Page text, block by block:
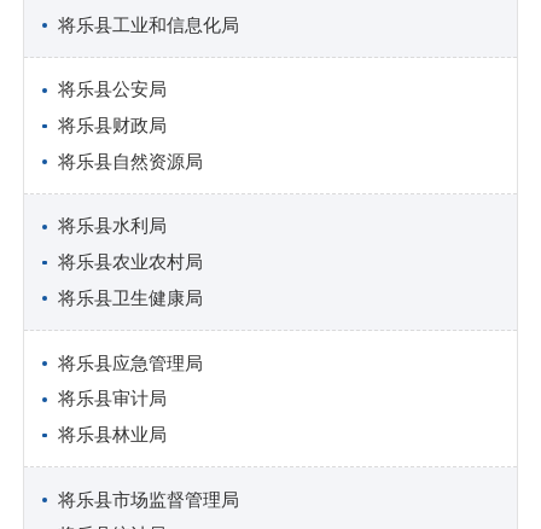
将乐县工业和信息化局
将乐县公安局
将乐县财政局
将乐县自然资源局
将乐县水利局
将乐县农业农村局
将乐县卫生健康局
将乐县应急管理局
将乐县审计局
将乐县林业局
将乐县市场监督管理局